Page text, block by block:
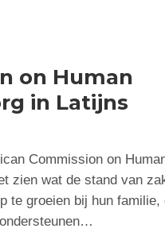
on Human
in Latijns
Commission on
zien wat de stand van
te groeien bij hun familie,